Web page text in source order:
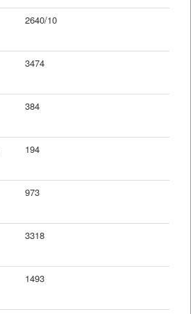
2640/10
3474
384
194
973
3318
1493